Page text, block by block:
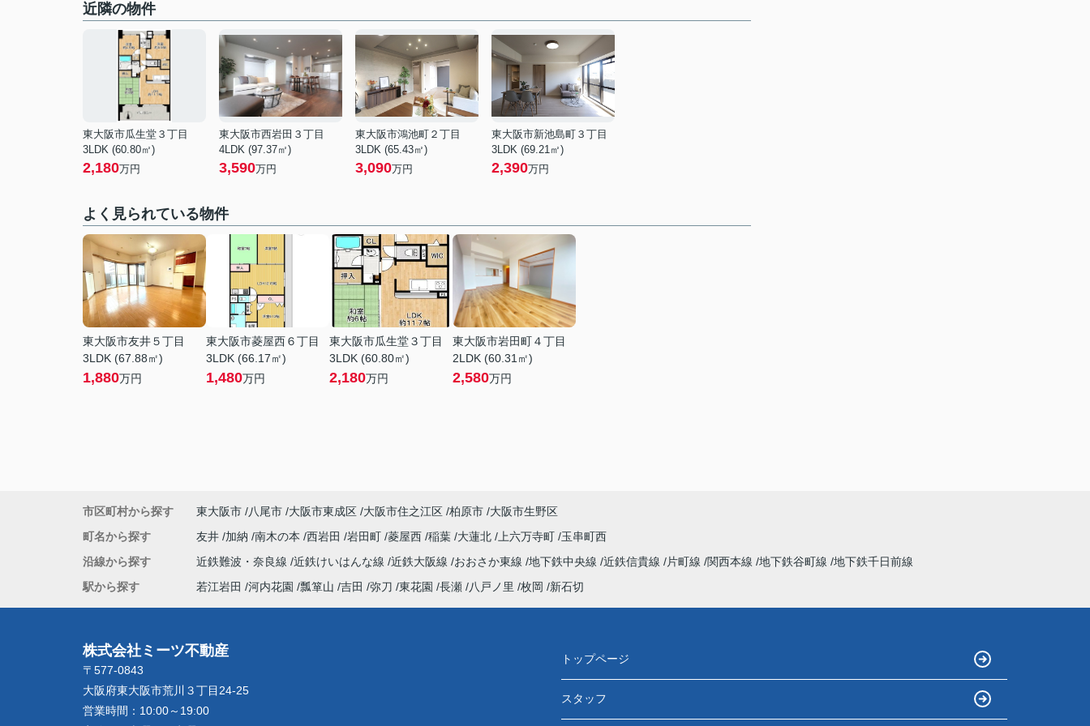
近隣の物件
東大阪市瓜生堂３丁目
3LDK (60.80㎡)
2,180万円
東大阪市西岩田３丁目
4LDK (97.37㎡)
3,590万円
東大阪市鴻池町２丁目
3LDK (65.43㎡)
3,090万円
東大阪市新池島町３丁目
3LDK (69.21㎡)
2,390万円
よく見られている物件
東大阪市友井５丁目
3LDK (67.88㎡)
1,880万円
東大阪市菱屋西６丁目
3LDK (66.17㎡)
1,480万円
東大阪市瓜生堂３丁目
3LDK (60.80㎡)
2,180万円
東大阪市岩田町４丁目
2LDK (60.31㎡)
2,580万円
市区町村から探す 東大阪市 八尾市 大阪市東成区 大阪市住之江区 柏原市 大阪市生野区
町名から探す
友井 加納 南木の本 西岩田 岩田町 菱屋西 稲葉 大蓮北 上六万寺町 玉串町西
沿線から探す
近鉄難波・奈良線 近鉄けいはんな線 近鉄大阪線 おおさか東線 地下鉄中央線 近鉄信貴線 片町線 関西本線 地下鉄谷町線 地下鉄千日前線
駅から探す
若江岩田 河内花園 瓢箪山 吉田 弥刀 東花園 長瀬 八戸ノ里 枚岡 新石切
株式会社ミーツ不動産
〒577-0843
大阪府東大阪市荒川３丁目24-25
営業時間： 10:00～19:00
トップページ
スタッフ